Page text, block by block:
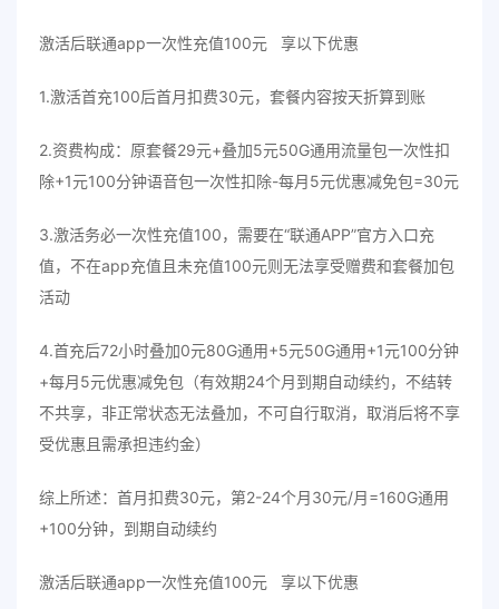
激活后联通app一次性充值100元 享以下优惠
1.激活首充100后首月扣费30元，套餐内容按天折算到账
2.资费构成：原套餐29元+叠加5元50G通用流量包一次性扣
除+1元100分钟语音包一次性扣除-每月5元优惠减免包=30元
3.激活务必一次性充值100，需要在“联通APP”官方入口充
值，不在app充值且未充值100元则无法享受赠费和套餐加包
活动
4.首充后72小时叠加0元80G通用+5元50G通用+1元100分钟
+每月5元优惠减免包（有效期24个月到期自动续约，不结转
不共享，非正常状态无法叠加，不可自行取消，取消后将不享
受优惠且需承担违约金）
综上所述：首月扣费30元，第2-24个月30元/月=160G通用
+100分钟，到期自动续约
激活后联通app一次性充值100元 享以下优惠